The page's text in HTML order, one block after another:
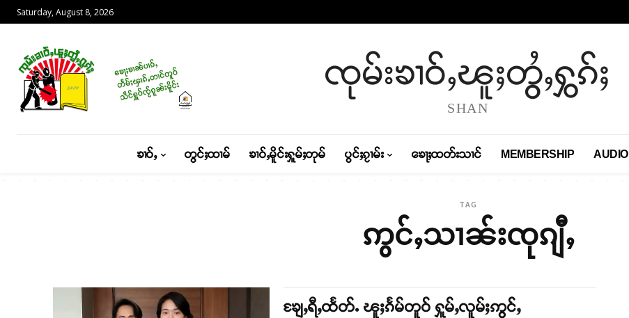
Saturday, August 8, 2026
ၸုမ်းၶၢဝ်ႇၽူႈတွႆႇႁွၵ်ႈ
SHAN
ၶၢဝ်ႇ တွင်ႈထၢမ် ၶၢဝ်ႇမိူင်းႁူမ်ႈတုမ် ပွင်ႈၵႂၢမ်း ၶေႃႈထတ်းသၢင် MEMBERSHIP AUDIO
TAG
ဢွင်ႇသၢၼ်းၸုၵျီႇ
ၶျႄႇရီႇထႅတ်ႉ ၽူႈၵႅမ်တူဝ် ႁူမ်ႇလူမ်ႈဢွင်ႇ